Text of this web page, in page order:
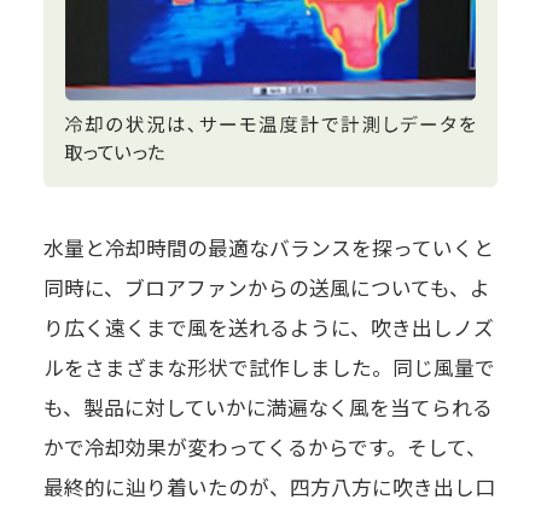
水量と冷却時間の最適なバランスを探っていくと
同時に、ブロアファンからの送風についても、よ
り広く遠くまで風を送れるように、吹き出しノズ
ルをさまざまな形状で試作しました。同じ風量で
も、製品に対していかに満遍なく風を当てられる
かで冷却効果が変わってくるからです。そして、
最終的に辿り着いたのが、四方八方に吹き出し口